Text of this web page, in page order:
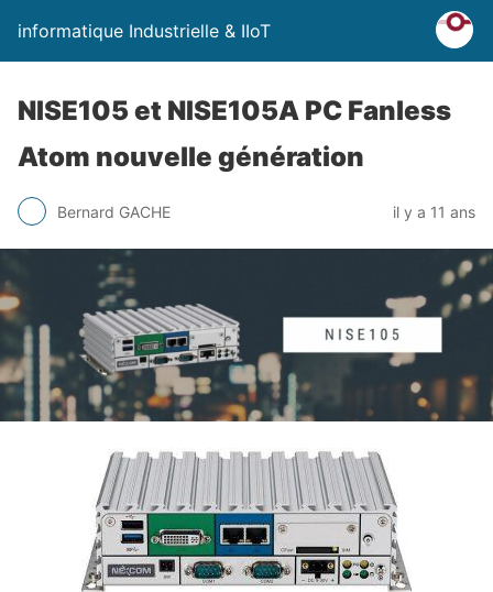
informatique Industrielle & IIoT
NISE105 et NISE105A PC Fanless
Atom nouvelle génération
Bernard GACHE il y a 11 ans